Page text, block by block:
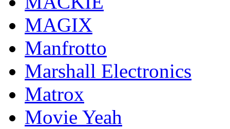
MAGIX
Manfrotto
Marshall Electronics
Matrox
Movie Yeah